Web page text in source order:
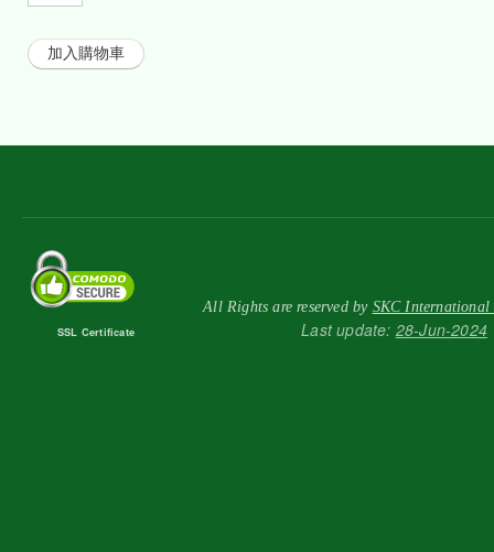
All Rights are reserved by SKC International
SSL Certificate Last update: 28-Jun-2024